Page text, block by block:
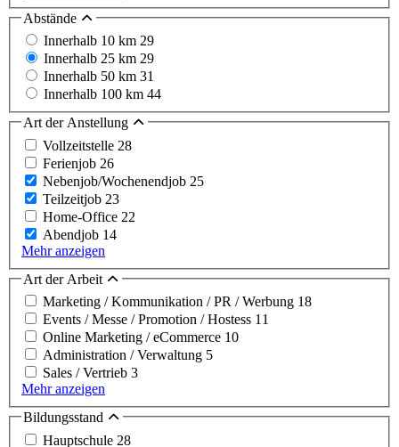
Abstände
Innerhalb 10 km 29
Innerhalb 25 km 29
Innerhalb 50 km 31
Innerhalb 100 km 44
Art der Anstellung
Vollzeitstelle 28
Ferienjob 26
Nebenjob/Wochenendjob 25
Teilzeitjob 23
Home-Office 22
Abendjob 14
Mehr anzeigen
Art der Arbeit
Marketing / Kommunikation / PR / Werbung 18
Events / Messe / Promotion / Hostess 11
Online Marketing / eCommerce 10
Administration / Verwaltung 5
Sales / Vertrieb 3
Mehr anzeigen
Bildungsstand
Hauptschule 28